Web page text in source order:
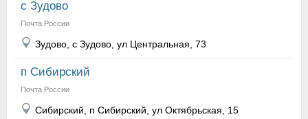
с Зудово
Почта России
Зудово, с Зудово, ул Центральная, 73
п Сибирский
Почта России
Сибирский, п Сибирский, ул Октябрьская, 15